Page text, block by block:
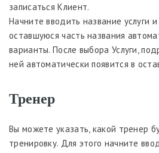
записаться Клиент.
Начните вводить название услуги
оставшуюся часть названия
варианты. После выбора Услуги,
ней автоматически появится в
Тренер
Вы можете указать, какой тренер
тренировку. Для этого начните